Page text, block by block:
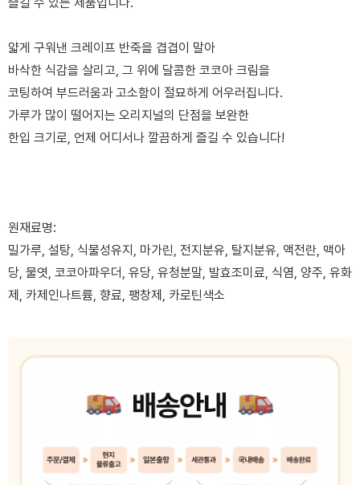
즐길 수 있는 제품입니다.
얇게 구워낸 크레이프 반죽을 겹겹이 말아
바삭한 식감을 살리고, 그 위에 달콤한 코코아 크림을
코팅하여 부드러움과 고소함이 절묘하게 어우러집니다.
가루가 많이 떨어지는 오리지널의 단점을 보완한
한입 크기로, 언제 어디서나 깔끔하게 즐길 수 있습니다!
원재료명:
밀가루, 설탕, 식물성유지, 마가린, 전지분유, 탈지분유, 액전란, 맥아
당, 물엿, 코코아파우더, 유당, 유청분말, 발효조미료, 식염, 양주, 유화
제, 카제인나트륨, 향료, 팽창제, 카로틴색소